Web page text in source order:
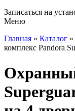
Записаться на
Меню
Главная » Каталог »
комплекс Pandora